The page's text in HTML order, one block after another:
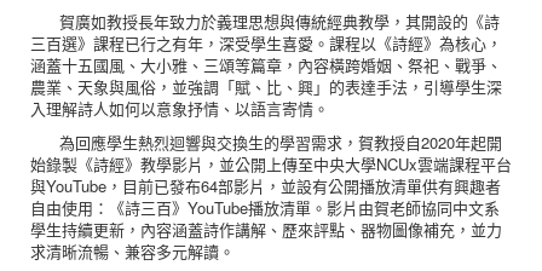
賀廣如教授長年致力於義理思想與傳統經典教學，其開設的《詩
三百選》課程已行之有年，深受學生喜愛。課程以《詩經》為核心，
涵蓋十五國風、大小雅、三頌等篇章，內容橫跨婚姻、祭祀、戰爭、
農業、天象與風俗，並強調「賦、比、興」的表達手法，引導學生深
入理解詩人如何以意象抒情、以語言寄情。
為回應學生熱烈迴響與交換生的學習需求，賀教授自2020年起開
始錄製《詩經》教學影片，並公開上傳至中央大學NCUx雲端課程平台
與YouTube，目前已發布64部影片，並設有公開播放清單供有興趣者
自由使用：《詩三百》YouTube播放清單。影片由賀老師協同中文系
學生持續更新，內容涵蓋詩作講解、歷來評點、器物圖像補充，並力
求清晰流暢、兼容多元解讀。